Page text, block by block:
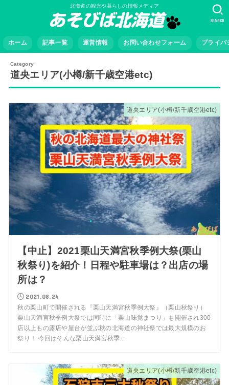
北海道の観光や暮らしの情報メディア
ホーム 記事一覧 運営情報 お問い合わせフォーム プライバ
SEARCH
道央エリア(小樽/新千歳空港etc)
道央エリア(小樽/新千歳空港etc)
【中止】2021栗山天満宮秋季例大祭(栗山
秋祭り)を紹介！日程や駐車場は？出店の場
所は？
2021.08.24
秋の栗山町で開催される『栗山天満宮秋季例大祭』（栗山秋祭り）
栗山天満宮秋季例大祭では同時に「栗山味覚まつり」も開催され300
店以上もの露店や屋台が並ぶ秋の北海道の神社祭では最大規模のお
祭り！ 今回はそんな栗山天満宮秋季...
道央エリア(小樽/新千歳空港etc)